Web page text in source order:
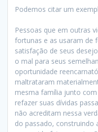
Podemos citar um
Pessoas que em outras
fortunas e as usaram de
satisfação de seus
o mal para seus
oportunidade
maltrataram
mesma família junto
refazer suas dívidas
não acreditam nessa
do passado, construindo